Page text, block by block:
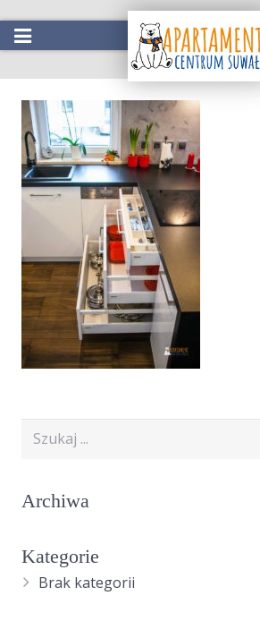
Oferta
Atrakcje w okolicy
Galeria
Rezerwacja
IMG_4336
Archiwa
Kategorie
Brak kategorii